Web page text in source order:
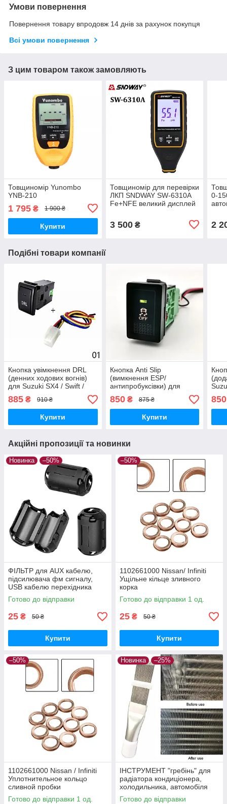
Умови повернення
Повернення товару впродовж 14 днів за рахунок покупця
Всі умови повернення
З цим товаром також замовляють
Товщиномір Yunombo
YNB-210
1 795 ₴ 1 900 ₴
Купити
Товщиномір для перевірки
ЛКП SNDWAY SW-6310A
Fe+NFE великий дисплей
3 500₴
0-
2
Подібні товари компанії
Кнопка увімкнення DRL
(денних ходових вогнів)
для Suzuki SX4 / Swift /
Grand Vitara (2006-2012) з
LED-підсвіткою
885 ₴ 910 ₴
Купити
Кнопка Anti Slip
(вимкнення ESP/
антипробуксівки) для
Suzuki SX4 / Swift / Grand
Vitara (2006–2012)
850₴ 875 ₴
Купити
850
Акційні пропозиції та новинки
Новинка –50%
ФІЛЬТР для AUX кабелю,
підсилювача фм сигналу,
USB кабелю перехідника
Готово до відправки
25 ₴ 50 ₴
Купити
–50%
1102661000 Nissan/ Infiniti
Ущільне кільце зливного
корка
Готово до відправки 1 од.
25 ₴ 50 ₴
Купити
–50%
1102661000 Nissan / Infiniti
Уплотнительное кольцо
сливной пробки
Готово до відправки 1 од.
Новинка –25%
ІНСТРУМЕНТ "гребінь" для
радіатора кондиціонера,
холодильника, автомобіля
(очищення, ремонт)
Готово до відправки